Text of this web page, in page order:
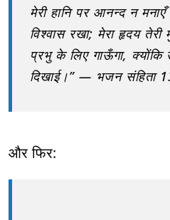
मेरी हानि पर आनन्द न
विश्वास रखा; मेरा हृदय
प्रभु के लिए गाऊँगा, क्योंकि
दिखाई।” — भजन संहिता
और फिर: